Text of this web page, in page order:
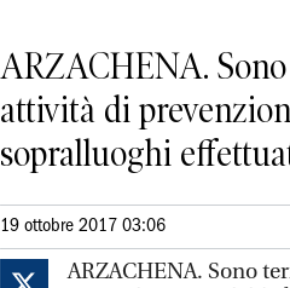
ARZACHENA.
attività di
sopralluoghi
19 ottobre 2017 03:06
ARZACHENA. Sono